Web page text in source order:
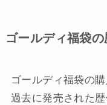
ゴールディ福袋
ゴールディ福袋の
過去に発売された